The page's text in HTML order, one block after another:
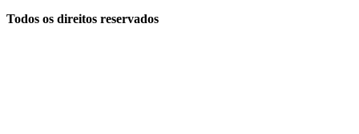
Todos os direitos reservados